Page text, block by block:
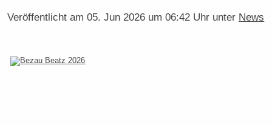
Veröffentlicht am05. Jun 2026 um 06:42 Uhr unter News